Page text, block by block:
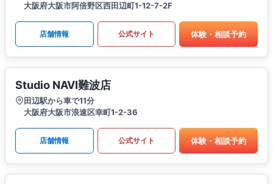
大阪府大阪市阿倍野区西田辺町1-12-7-2F
店舗情報 公式サイト 体験・相談予約
Studio NAVI難波店
田辺駅から車で11分
大阪府大阪市浪速区幸町1-2-36
店舗情報 公式サイト 体験・相談予約